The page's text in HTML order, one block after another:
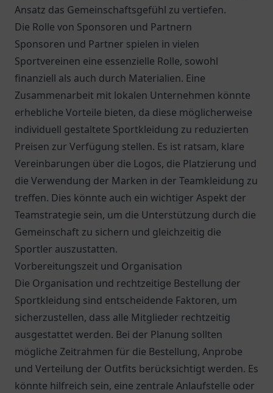
Ansatz das Gemeinschaftsgefühl zu vertiefen.
Die Rolle von Sponsoren und Partnern
Sponsoren und Partner spielen in vielen
Sportvereinen eine essenzielle Rolle, sowohl
finanziell als auch durch Materialien. Eine
Zusammenarbeit mit lokalen Unternehmen könnte
erhebliche Vorteile bieten, da diese möglicherweise
individuell gestaltete Sportkleidung zu reduzierten
Preisen zur Verfügung stellen. Es ist ratsam, klare
Vereinbarungen über die Logos, die Platzierung und
die Verwendung der Marken in der Teamkleidung zu
treffen. Dies könnte auch ein wichtiger Aspekt der
Teamstrategie sein, um die Unterstützung durch die
Gemeinschaft zu sichern und gleichzeitig die
Sportler auszustatten.
Vorbereitungszeit und Organisation
Die Organisation und rechtzeitige Bestellung der
Sportkleidung sind entscheidende Faktoren, um
sicherzustellen, dass alle Mitglieder rechtzeitig
ausgestattet werden. Bei der Planung sollten
mögliche Zeitrahmen für die Bestellung, Anprobe
und Verteilung der Outfits berücksichtigt werden. Es
könnte hilfreich sein, eine zentrale Anlaufstelle oder